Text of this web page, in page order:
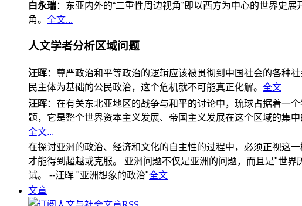
白永瑞：东亚内外的“二重性周边视角”即以西方为中心的世界史
角。 全文...
人文学者分析区域问题
汪晖：尊严政治和平等政治的逻辑应该被贯彻到中国社会的各种
民主体为基础的公民政治，这个危机就不可能真正化解。 全文
汪晖：在有关东北亚地区的战争与和平的讨论中，琉球占据着一
题，它是整个世界资本主义发展、帝国主义发展在这个区域的集中
全文...
在探讨亚洲的政治、经济和文化的自主性的过程中，必须正视这
才能得到超越或克服。 亚洲问题不仅是亚洲的问题，而且是"世
试。 --汪晖 "亚洲想象的政治"全文
文章